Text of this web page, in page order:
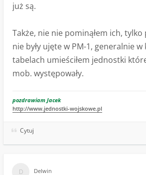
już są.
Także, nie nie pominąłem ich,
nie były ujęte w PM-1, generalnie w
tabelach umieściłem jednostki
mob. występowały.
pozdrawiam Jacek
http://www.jednostki-wojskowe.pl
Cytuj
Delwin